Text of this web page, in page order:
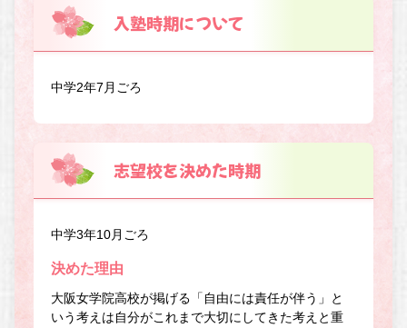
入塾時期について
中学2年7月ごろ
志望校を決めた時期
中学3年10月ごろ
決めた理由
大阪女学院高校が掲げる「自由には責任が伴う」と
いう考えは自分がこれまで大切にしてきた考えと重